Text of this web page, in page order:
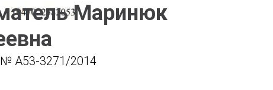
Маринюк
№ А53-3271/2014